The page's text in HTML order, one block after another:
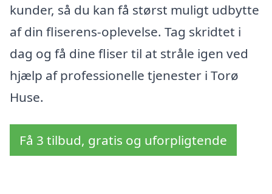
kunder, så du kan få størst muligt udbytte
af din fliserens-oplevelse. Tag skridtet i
dag og få dine fliser til at stråle igen ved
hjælp af professionelle tjenester i Torø
Huse.
Få 3 tilbud, gratis og uforpligtende